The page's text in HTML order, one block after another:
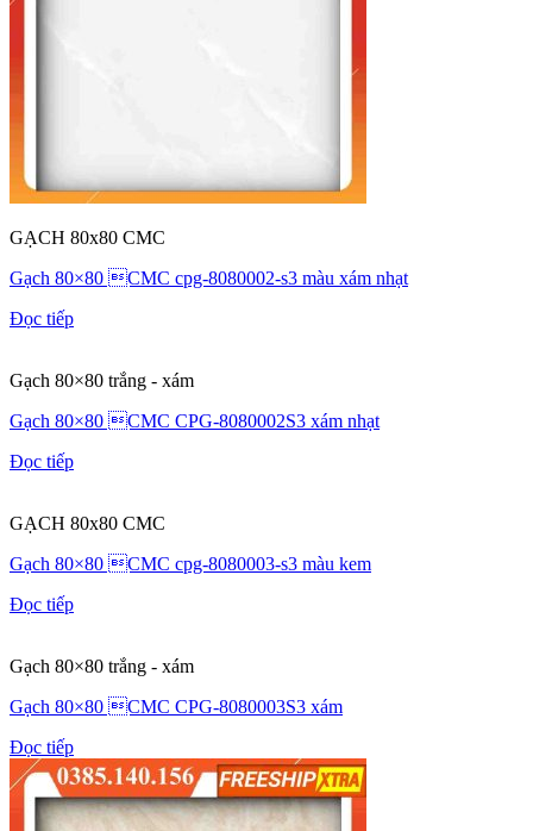
GẠCH 80x80 CMC
Gạch 80×80 CMC cpg-8080002-s3 màu xám nhạt
Đọc tiếp
Gạch 80×80 trắng - xám
Gạch 80×80 CMC CPG-8080002S3 xám nhạt
Đọc tiếp
GẠCH 80x80 CMC
Gạch 80×80 CMC cpg-8080003-s3 màu kem
Đọc tiếp
Gạch 80×80 trắng - xám
Gạch 80×80 CMC CPG-8080003S3 xám
Đọc tiếp